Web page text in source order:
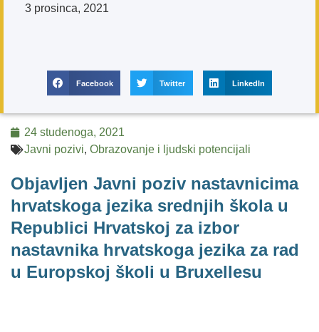
3 prosinca, 2021
Facebook Twitter LinkedIn
24 studenoga, 2021
Javni pozivi, Obrazovanje i ljudski potencijali
Objavljen Javni poziv nastavnicima
hrvatskoga jezika srednjih škola u
Republici Hrvatskoj za izbor
nastavnika hrvatskoga jezika za rad
u Europskoj školi u Bruxellesu